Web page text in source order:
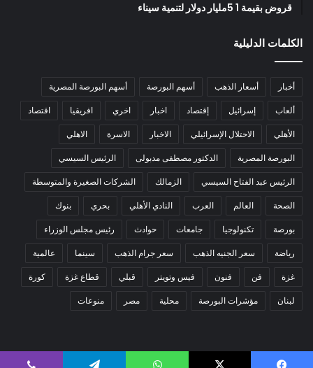
قروض بقيمة 1 5مليار دولار لتنمية سيناء
الكلمات الدليلية
أخبار أسعار الذهب أسهم البورصة أسهم البورصة المصرية
ألعاب إسرائيل إقتصاد اخبار اخري افريقيا اقتصاد
الأهلي الاحتلال الإسرائيلي الاخبار الاسرة الاهلي
البورصة المصرية الدكتور مصطفى مدبولى الرئيس السيسي
الرئيس عبد الفتاح السيسي الزمالك الشركات الصغيرة والمتوسطة
الصحة العالم العرب النادي الأهلي بحري بنوك
بورصة تكنولوجيا جامعات حوادث رئيس مجلس الوزراء
رياضة سعر الجنيه الذهب سعر جرام الذهب سينما عالمية
غزة فن فنون فيس وتويتر قبلي قطاع غزة كورة
لبنان مؤشرات البورصة محلية مصر منوعات